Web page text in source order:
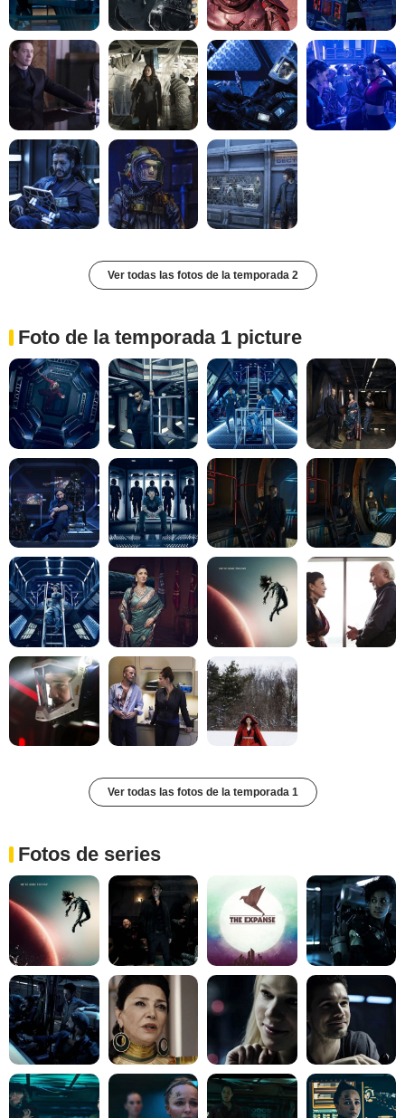
Ver todas las fotos de la temporada 2
Foto de la temporada 1 picture
Ver todas las fotos de la temporada 1
Fotos de series